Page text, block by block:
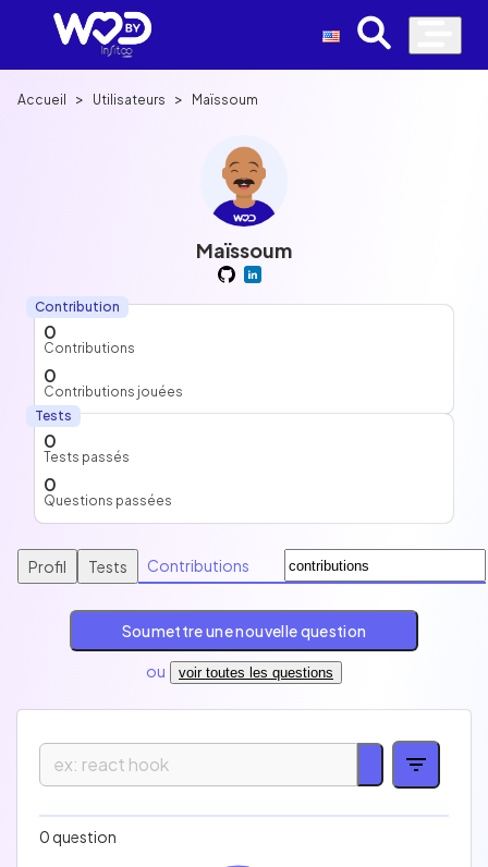
Accueil > Utilisateurs > Maïssoum
Maïssoum
Contribution
0
Contributions
0
Contributions jouées
Tests
0
Tests passés
0
Questions passées
Profil Tests Contributions
Soumettre une nouvelle question
ou voir toutes les questions
Facile
0 question